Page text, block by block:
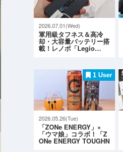
2026.07.01(Wed)
軍用級タフネス＆高冷
却・大容量バッテリー搭
載！レノボ「Legio…
1 User
2026.05.26(Tue)
「ZONe ENERGY」×
「ウマ娘」コラボ！「Z
ONe ENERGY TOUGHN